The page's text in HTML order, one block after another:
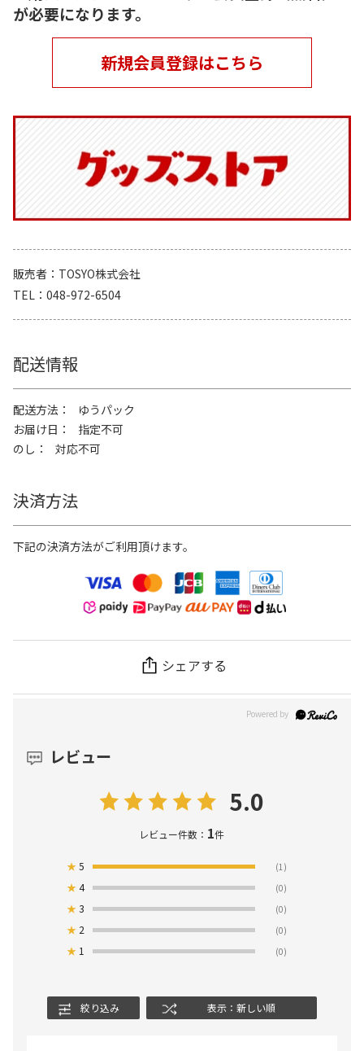
が必要になります。
新規会員登録はこちら
販売者
TOSYO株式会社
TEL
048-972-6504
配送情報
配送方法
ゆうパック
お届け日
指定不可
のし
対応不可
決済方法
下記の決済方法がご利用頂けます。
シェアする
レビュー
5.0
レビュー件数： 1件
★5 (1)
★4 (0)
★3 (0)
★ 2 (0)
★ 1 (0)
絞り込み 表示：新しい順